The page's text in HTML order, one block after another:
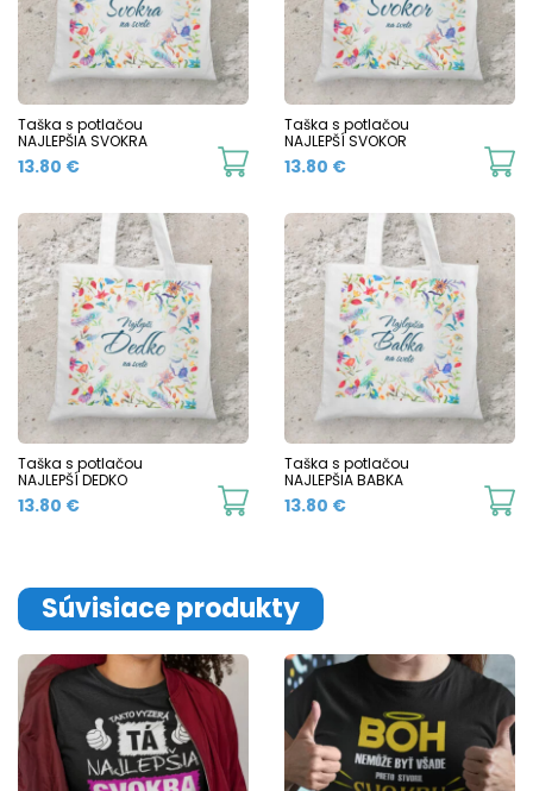
Taška s potlačou
NAJLEPŠIA SVOKRA
13.80 €
Taška s potlačou
NAJLEPŠÍ SVOKOR
13.80 €
Taška s potlačou
NAJLEPŠÍ DEDKO
13.80 €
Taška s potlačou
NAJLEPŠIA BABKA
13.80 €
Súvisiace produkty